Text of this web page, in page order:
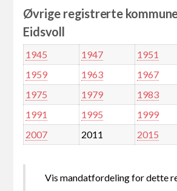
Øvrige registrerte
Eidsvoll
1945 1947 1951
1959
1963 1967
1975
1979 1983
1991
1995 1999
2007
2011 2015
Vis mandatfordeling for dette